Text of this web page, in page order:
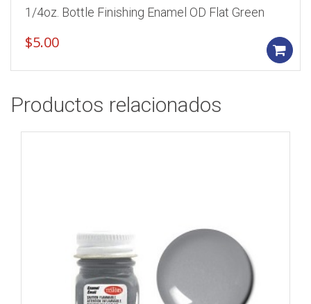
1/4oz. Bottle Finishing Enamel OD Flat Green
$5.00
Productos relacionados